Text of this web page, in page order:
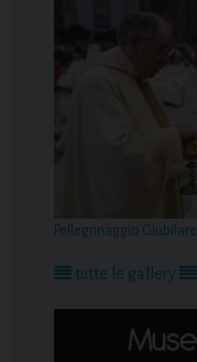
Pellegrinaggio Giubilare
tutte le gallery